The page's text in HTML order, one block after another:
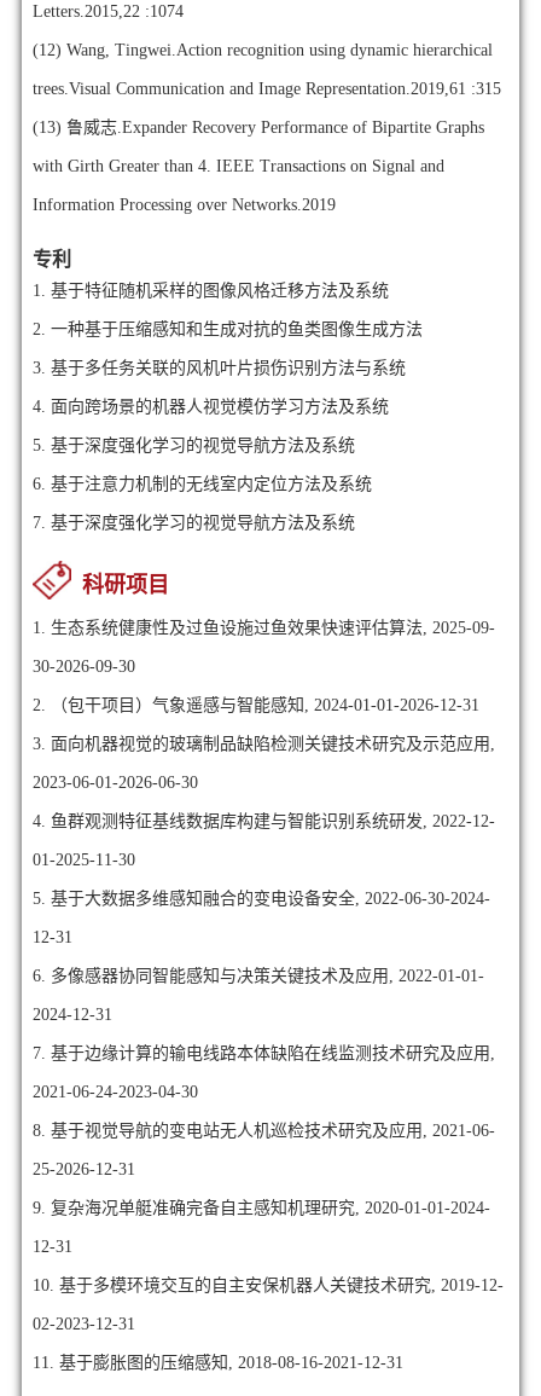
Letters.2015,22 :1074
(12) Wang, Tingwei.Action recognition using dynamic hierarchical
trees.Visual Communication and Image Representation.2019,61 :315
(13) 鲁威志.Expander Recovery Performance of Bipartite Graphs
with Girth Greater than 4. IEEE Transactions on Signal and
Information Processing over Networks.2019
专利
1. 基于特征随机采样的图像风格迁移方法及系统
2. 一种基于压缩感知和生成对抗的鱼类图像生成方法
3. 基于多任务关联的风机叶片损伤识别方法与系统
4. 面向跨场景的机器人视觉模仿学习方法及系统
5. 基于深度强化学习的视觉导航方法及系统
6. 基于注意力机制的无线室内定位方法及系统
7. 基于深度强化学习的视觉导航方法及系统
科研项目
1. 生态系统健康性及过鱼设施过鱼效果快速评估算法, 2025-09-
30-2026-09-30
2. （包干项目）气象遥感与智能感知, 2024-01-01-2026-12-31
3. 面向机器视觉的玻璃制品缺陷检测关键技术研究及示范应用,
2023-06-01-2026-06-30
4. 鱼群观测特征基线数据库构建与智能识别系统研发, 2022-12-
01-2025-11-30
5. 基于大数据多维感知融合的变电设备安全, 2022-06-30-2024-
12-31
6. 多像感器协同智能感知与决策关键技术及应用, 2022-01-01-
2024-12-31
7. 基于边缘计算的输电线路本体缺陷在线监测技术研究及应用,
2021-06-24-2023-04-30
8. 基于视觉导航的变电站无人机巡检技术研究及应用, 2021-06-
25-2026-12-31
9. 复杂海况单艇准确完备自主感知机理研究, 2020-01-01-2024-
12-31
10. 基于多模环境交互的自主安保机器人关键技术研究, 2019-12-
02-2023-12-31
11. 基于膨胀图的压缩感知, 2018-08-16-2021-12-31